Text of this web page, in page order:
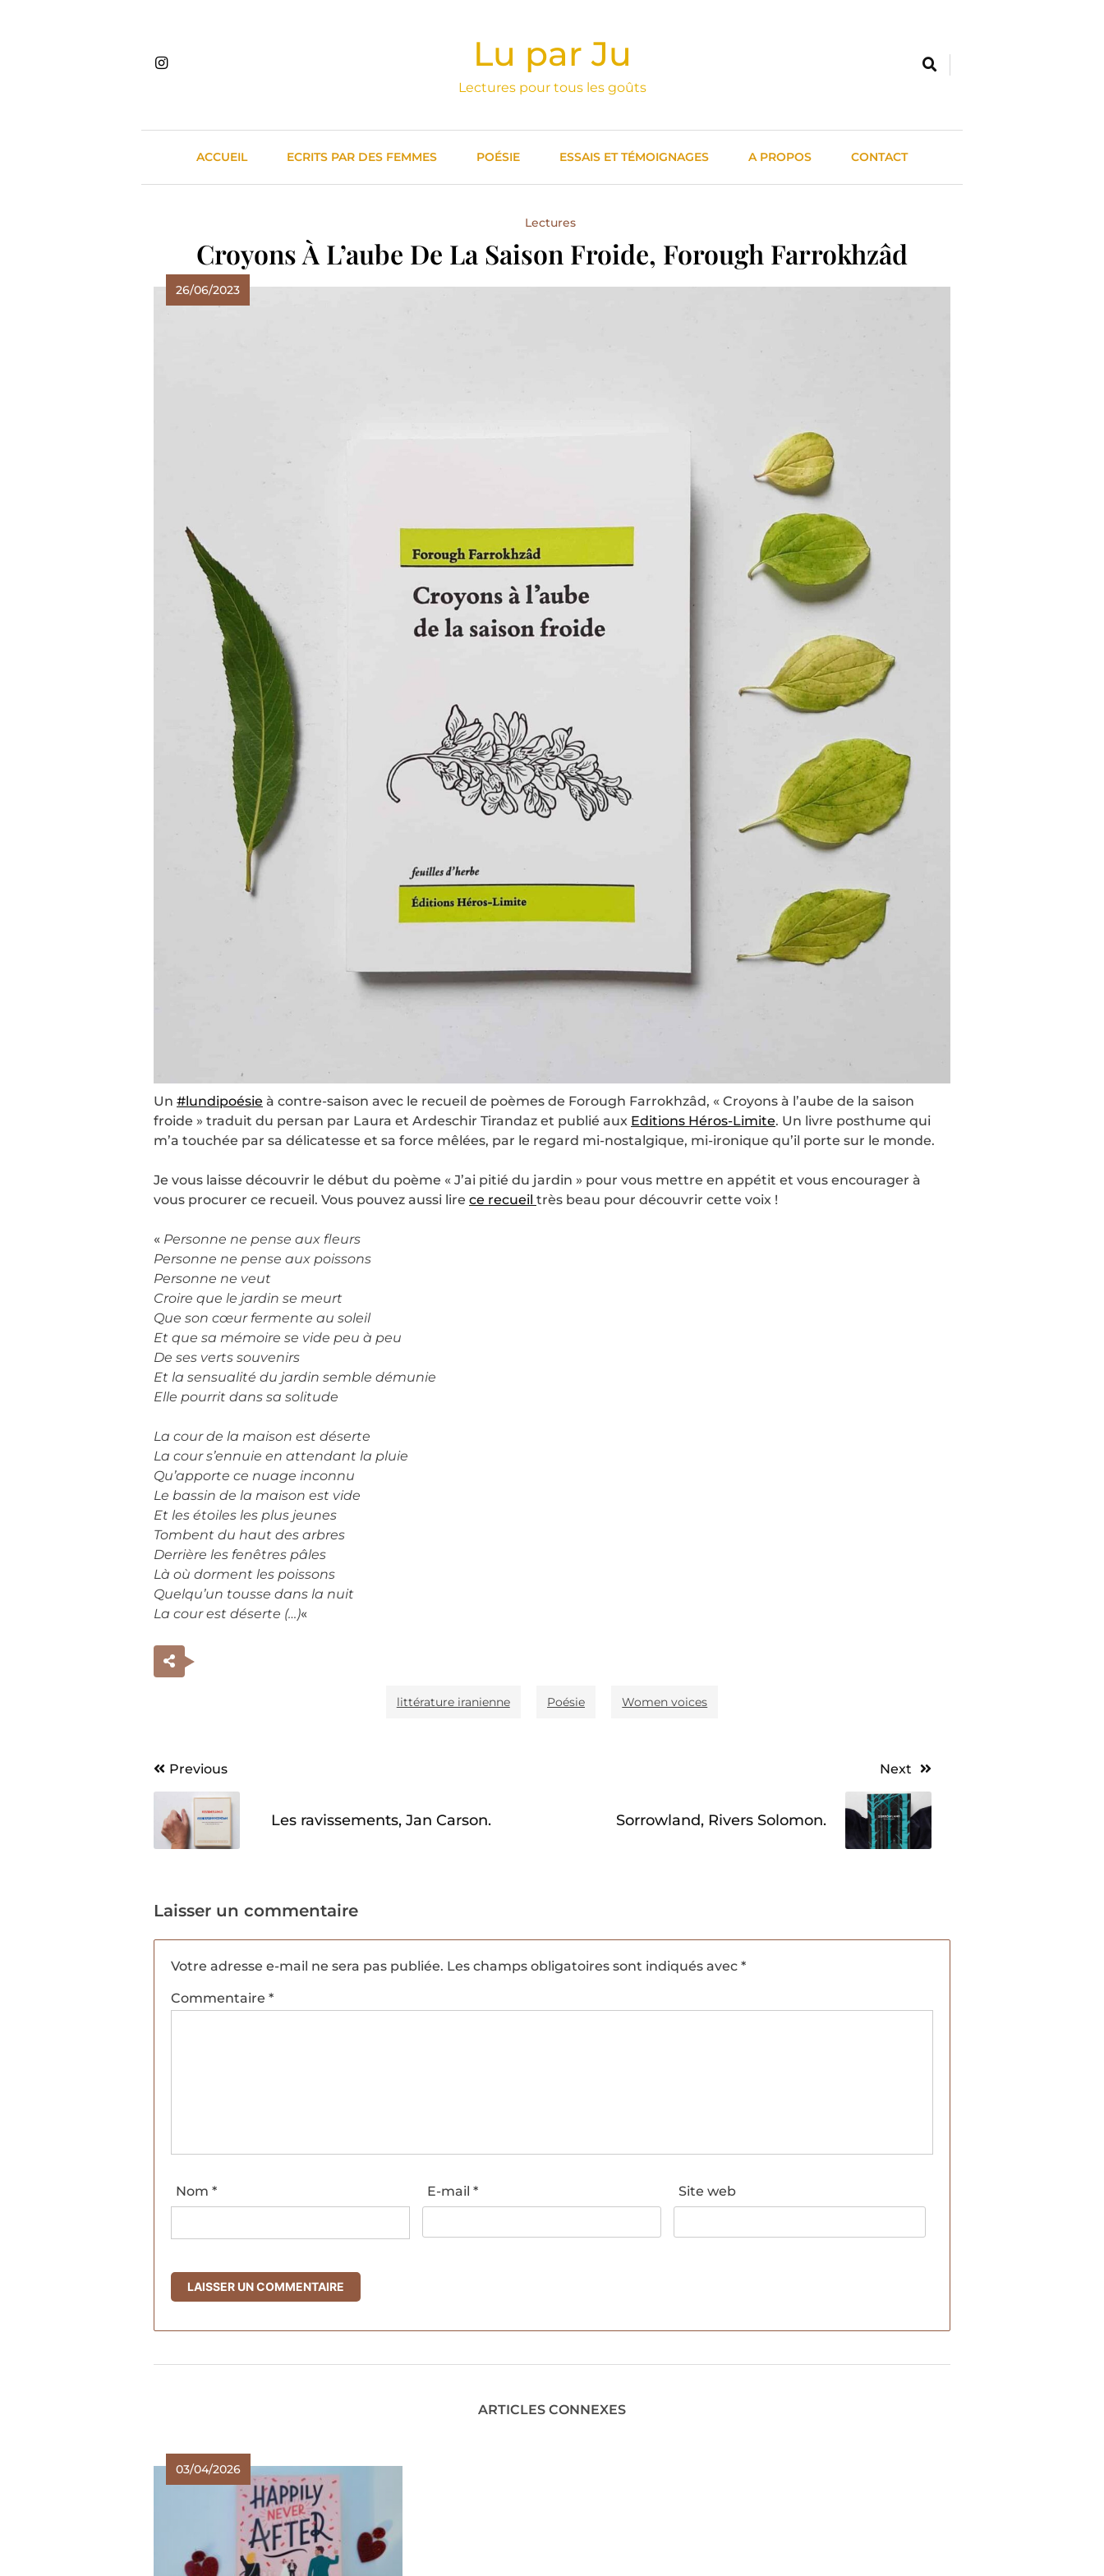
Lu par Ju
Lectures pour tous les goûts
ACCUEIL ECRITS PAR DES FEMMES POÉSIE ESSAIS ET TÉMOIGNAGES A PROPOS CONTACT
Lectures
Croyons À L’aube De La Saison Froide, Forough Farrokhzâd
26/06/2023
Un #lundipoésie à contre-saison avec le recueil de poèmes de Forough Farrokhzâd, « Croyons à l’aube de la saison
froide » traduit du persan par Laura et Ardeschir Tirandaz et publié aux Editions Héros-Limite. Un livre posthume qui
m’a touchée par sa délicatesse et sa force mêlées, par le regard mi-nostalgique, mi-ironique qu’il porte sur le monde.
Je vous laisse découvrir le début du poème « J’ai pitié du jardin » pour vous mettre en appétit et vous encourager à
vous procurer ce recueil. Vous pouvez aussi lire ce recueil très beau pour découvrir cette voix !
« Personne ne pense aux fleurs
Personne ne pense aux poissons
Personne ne veut
Croire que le jardin se meurt
Que son cœur fermente au soleil
Et que sa mémoire se vide peu à peu
De ses verts souvenirs
Et la sensualité du jardin semble démunie
Elle pourrit dans sa solitude
La cour de la maison est déserte
La cour s’ennuie en attendant la pluie
Qu’apporte ce nuage inconnu
Le bassin de la maison est vide
Et les étoiles les plus jeunes
Tombent du haut des arbres
Derrière les fenêtres pâles
Là où dorment les poissons
Quelqu’un tousse dans la nuit
La cour est déserte (…)«
littérature iranienne Poésie Women voices
Navigation
l’article
Previous
Les ravissements, Jan Carson.
Next
Sorrowland, Rivers Solomon.
Laisser un commentaire
Votre adresse e-mail ne sera pas publiée. Les champs obligatoires sont indiqués avec *
Commentaire *
Nom * E-mail* Site web
ARTICLES CONNEXES
03/04/2026